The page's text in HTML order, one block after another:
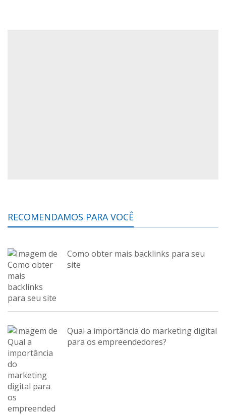
RECOMENDAMOS PARA VOCÊ
Como obter mais backlinks para seu
site
Qual a importância do marketing digital
para os empreendedores?